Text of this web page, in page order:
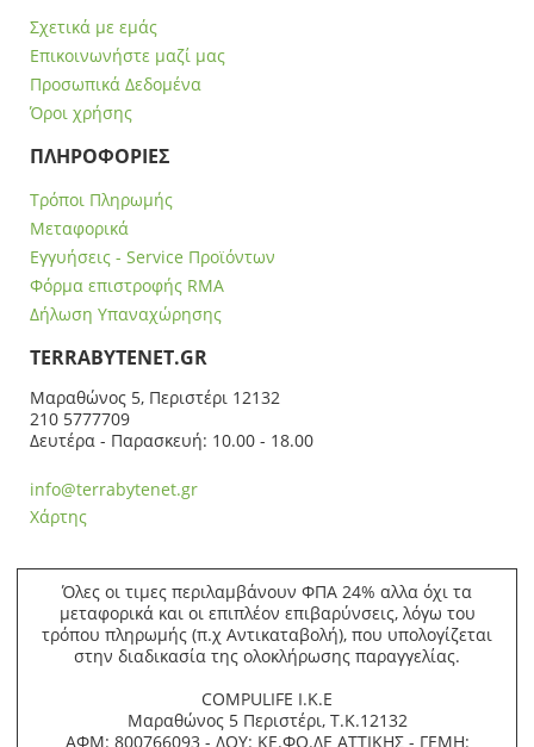
Σχετικά με εμάς
Επικοινωνήστε μαζί μας
Προσωπικά Δεδομένα
Όροι χρήσης
ΠΛΗΡΟΦΟΡΙΕΣ
Τρόποι Πληρωμής
Μεταφορικά
Εγγυήσεις - Service Προϊόντων
Φόρμα επιστροφής RMA
Δήλωση Υπαναχώρησης
ΤERRABYTENET.GR
Μαραθώνος 5, Περιστέρι 12132
210 5777709
Δευτέρα - Παρασκευή: 10.00 - 18.00
info@terrabytenet.gr
Χάρτης
Όλες οι τιμες περιλαμβάνουν ΦΠΑ 24% αλλα όχι τα
μεταφορικά και οι επιπλέον επιβαρύνσεις, λόγω του
τρόπου πληρωμής (π.χ Αντικαταβολή), που υπολογίζεται
στην διαδικασία της ολοκλήρωσης παραγγελίας.
COMPULIFE Ι.Κ.Ε
Μαραθώνος 5 Περιστέρι, Τ.Κ.12132
ΑΦΜ: 800766093 - ΔΟΥ: ΚΕ.ΦΟ.ΔΕ ΑΤΤΙΚΗΣ - ΓΕΜΗ: